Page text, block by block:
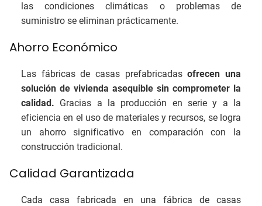
las condiciones climáticas o problemas de
suministro se eliminan prácticamente.
Ahorro Económico
Las fábricas de casas prefabricadasofrecen una
solución de vivienda asequible sin comprometer la
calidad. Gracias a la producción en serie y a la
eficiencia en el uso de materiales y recursos, se logra
un ahorro significativo en comparación con la
construcción tradicional.
Calidad Garantizada
Cada casa fabricada en una fábrica de casas